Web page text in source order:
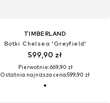
TIMBERLAND
Botki Chelsea 'Greyfield'
599,90 zł
Pierwotnie: 669,90 zł
Ostatnia najniższa cena:599,90 zł